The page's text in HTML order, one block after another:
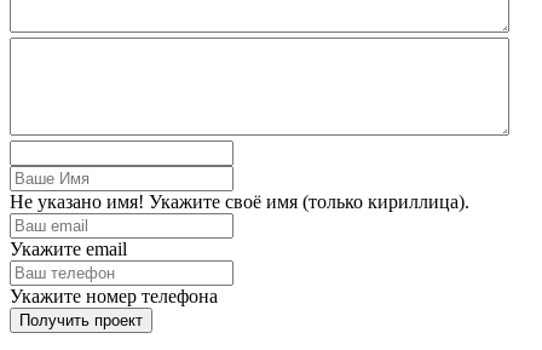
Не указано имя! Укажите своё имя (только кириллица).
Укажите email
Укажите номер телефона
Получить проект